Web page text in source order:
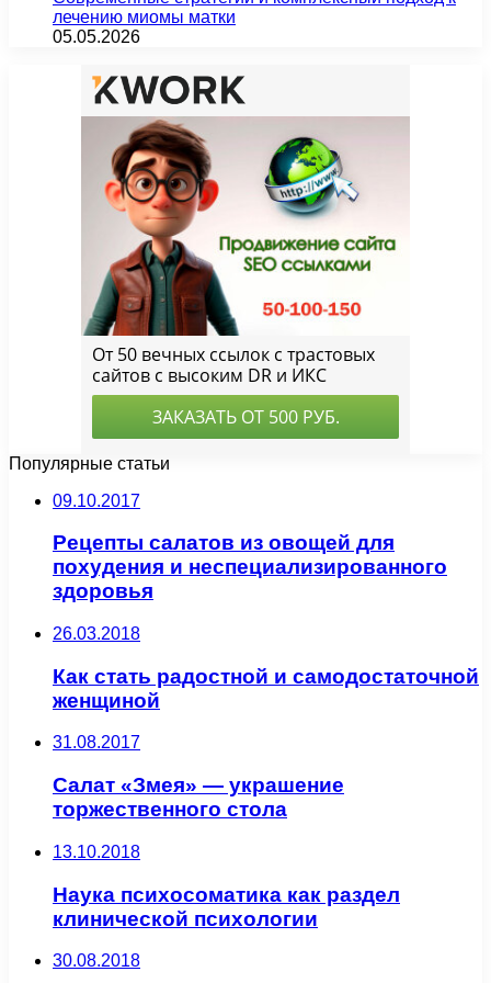
лечению миомы матки
05.05.2026
Популярные статьи
09.10.2017
Рецепты салатов из овощей для
похудения и неспециализированного
здоровья
26.03.2018
Как стать радостной и самодостаточной
женщиной
31.08.2017
Салат «Змея» — украшение
торжественного стола
13.10.2018
Наука психосоматика как раздел
клинической психологии
30.08.2018